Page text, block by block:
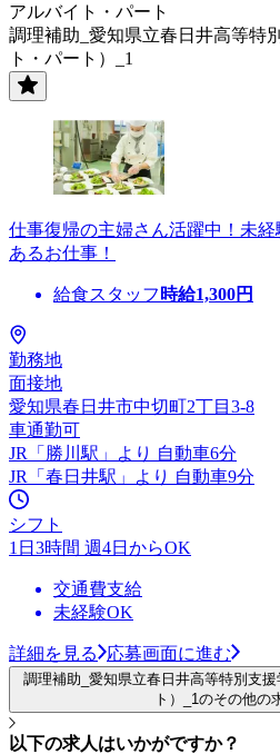
アルバイト・パート
調理補助_愛知県立春日井高等特
ト・パート）_1
仕事復帰の主婦さん活躍中！未
あるお仕事！
給食スタッフ 時給1,300円
勤務地
面接地
愛知県春日井市中切町2丁目3-8
車通勤可
JR「勝川駅」より 自動車6分
JR「春日井駅」より 自動車9分
シフト
1日3時間 週4日からOK
交通費支給
未経験OK
詳細を見る 応募画面に進む
調理補助_愛知県立春日井高等特別支
ト）_1のその他の
以下の求人はいかがですか？